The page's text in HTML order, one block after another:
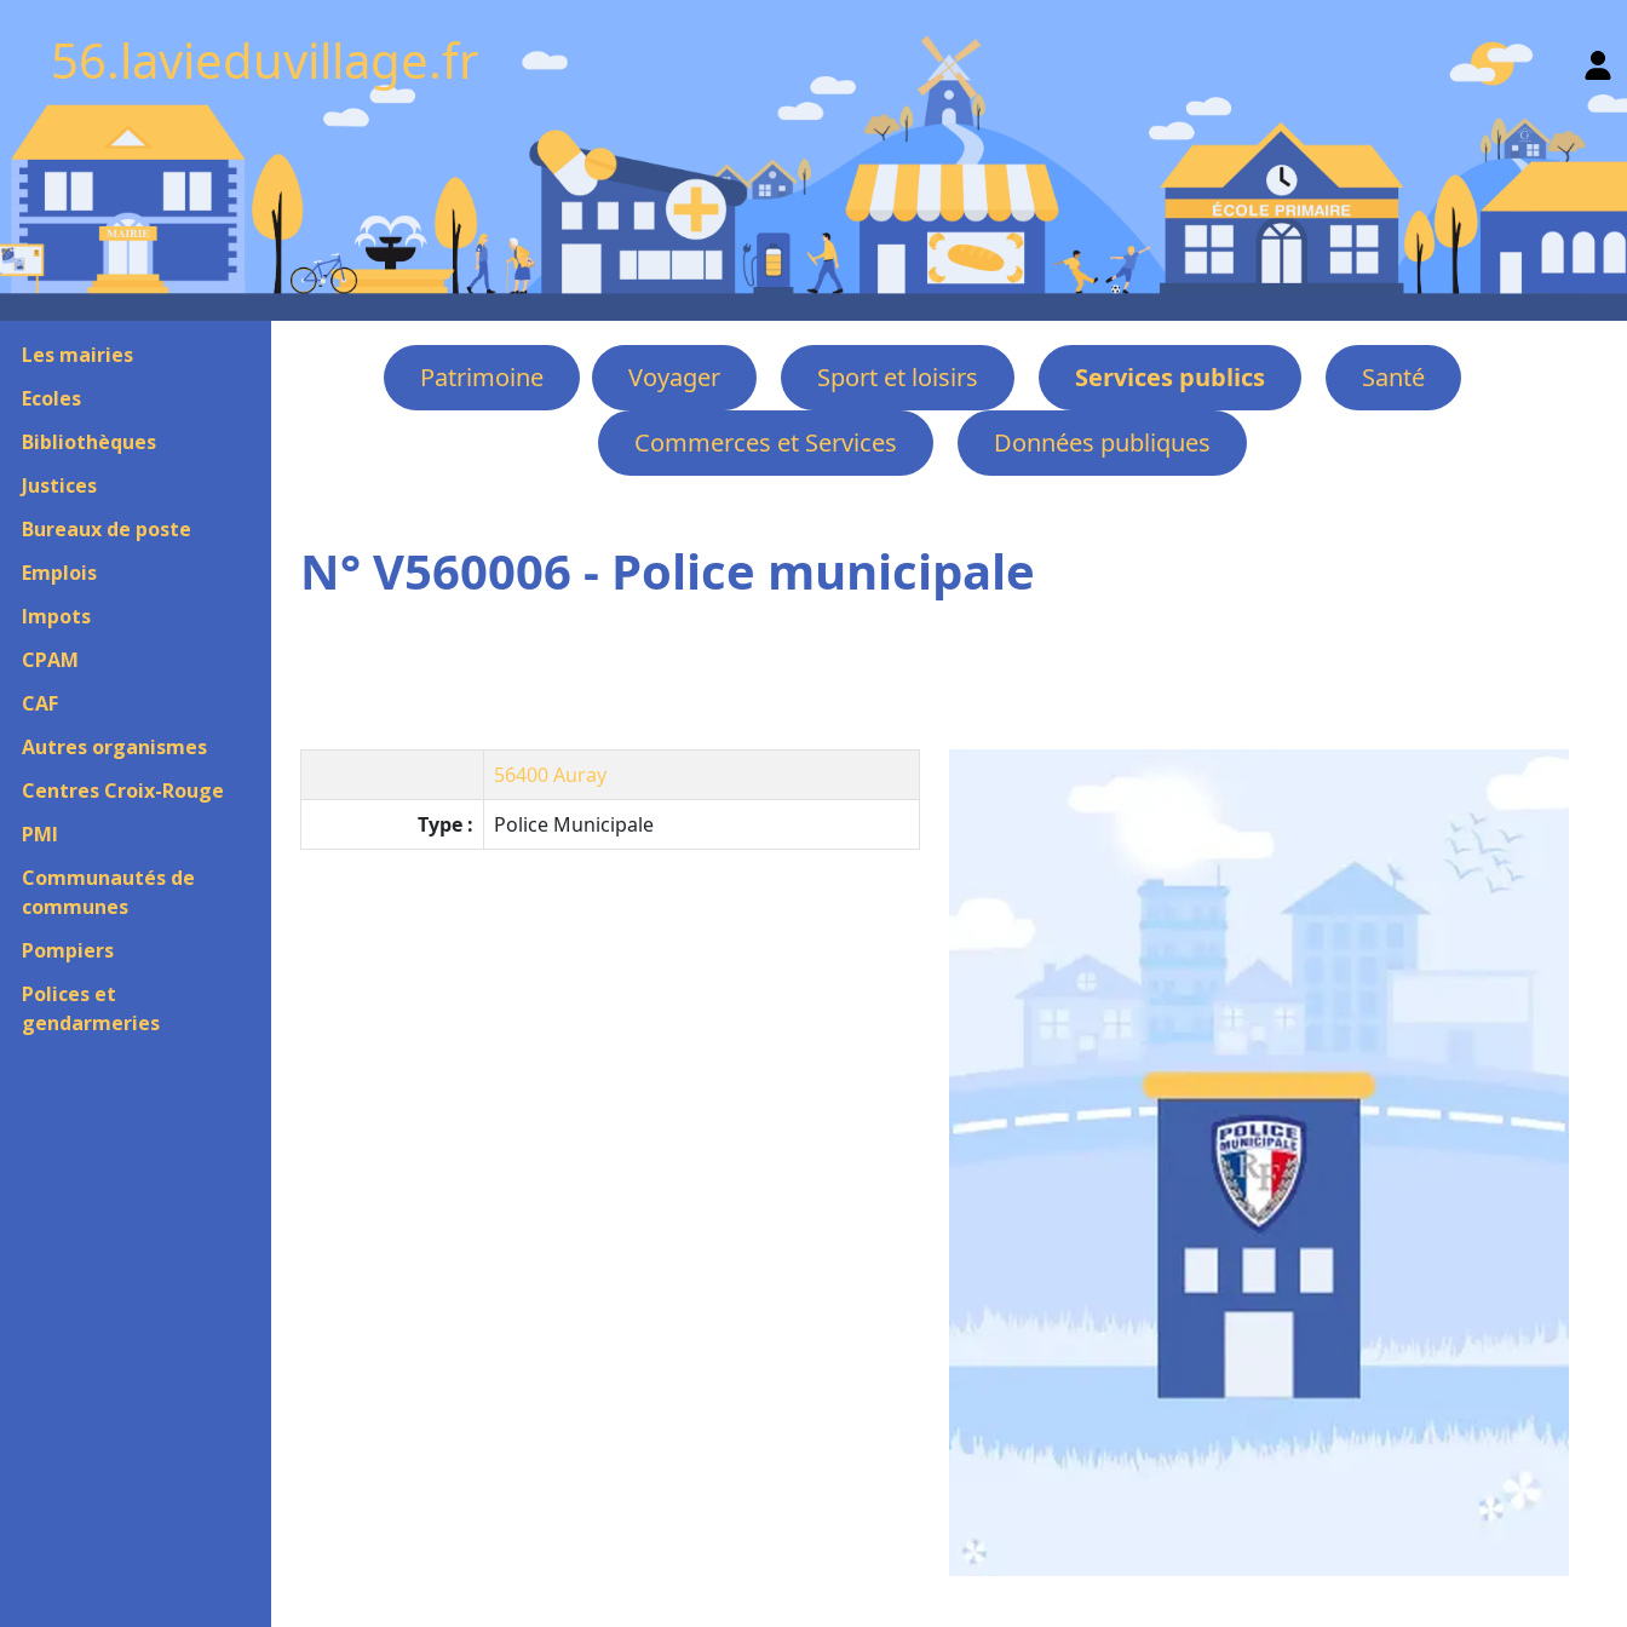
56.lavieduvillage.fr
Les mairies
Ecoles
Bibliothèques
Justices
Bureaux de poste
Emplois
Impots
CPAM
CAF
Autres organismes
Centres Croix-Rouge
PMI
Communautés de
communes
Pompiers
Polices et
gendarmeries
Patrimoine Voyager Sport et loisirs Services publics
Santé
Commerces et Services
Données publiques
N° V560006 - Police municipale
56400Auray
Type :
Police Municipale